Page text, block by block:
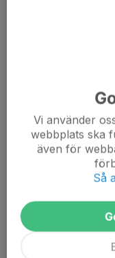
Vill du bli partner till
Kontakta Joakim
1906 Klubben
Inför 2025 inför vi en
Här erbjuder vi
samlingsskylt för
också möjlighet till
säljs i samarbete med
Vi använder
webbplats ska
även för
Så